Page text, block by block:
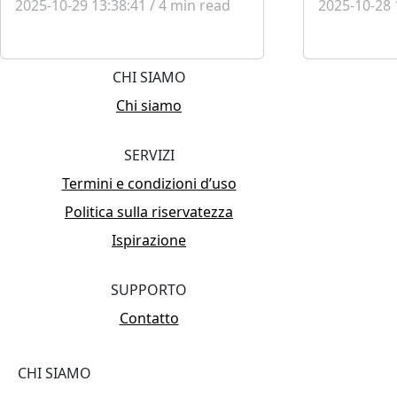
2025-10-29 13:38:41 /4 min read
2025-10-28
CHI SIAMO
Chi siamo
SERVIZI
Termini e condizioni d’uso
Politica sulla riservatezza
Ispirazione
SUPPORTO
Contatto
CHI SIAMO